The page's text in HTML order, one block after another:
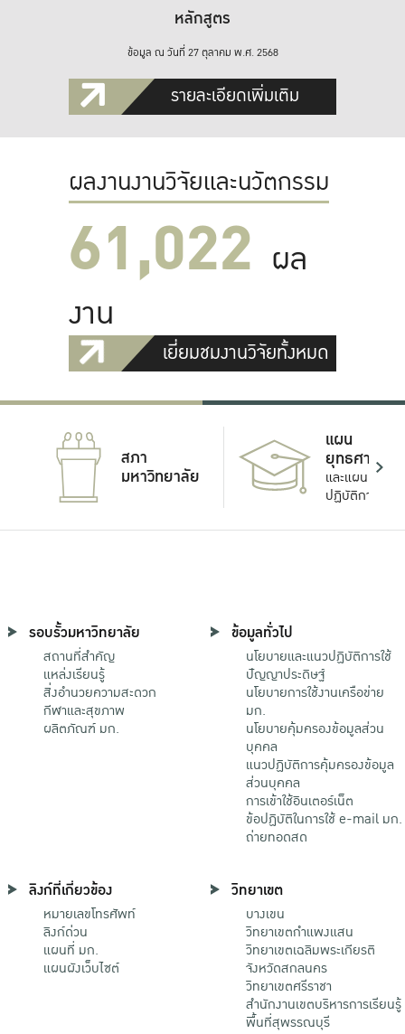
หลักสูตร
ข้อมูล ณ วันที่ 27 ตุลาคม พ.ศ. 2568
รายละเอียดเพิ่มเติม
ผลงานงานวิจัยและนวัตกรรม
61,022 ผล
งาน
เยี่ยมชมงานวิจัยทั้งหมด
สภา
มหาวิทยาลัย
แผน
ยุทธศาสตร์
และแผน
ปฏิบัติการ
รอบรั้วมหาวิทยาลัย
สถานที่สำคัญ
แหล่งเรียนรู้
สิ่งอำนวยความสะดวก
กีฬาและสุขภาพ
ผลิตภัณฑ์ มก.
ข้อมูลทั่วไป
นโยบายและแนวปฏิบัติการใช้
ปัญญาประดิษฐ์
นโยบายการใช้งานเครือข่าย
มก.
นโยบายคุ้มครองข้อมูลส่วน
บุคคล
แนวปฏิบัติการคุ้มครองข้อมูล
ส่วนบุคคล
การเข้าใช้อินเตอร์เน็ต
ข้อปฏิบัติในการใช้ e-mail มก.
ถ่ายทอดสด
ลิงก์ที่เกี่ยวข้อง
หมายเลขโทรศัพท์
ลิงก์ด่วน
แผนที่ มก.
แผนผังเว็บไซต์
วิทยาเขต
บางเขน
วิทยาเขตกําแพงแสน
วิทยาเขตเฉลิมพระเกียรติ
จังหวัดสกลนคร
วิทยาเขตศรีราชา
สำนักงานเขตบริหารการเรียนรู้
พื้นที่สุพรรณบุรี